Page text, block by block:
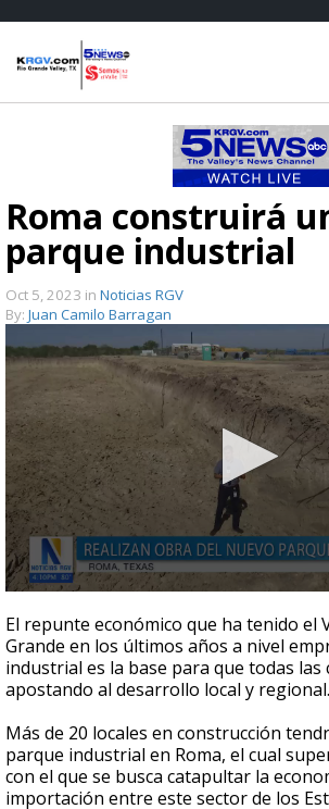
Roma construirá
parque industrial
Oct 5, 2023 in Noticias RGV
By: Juan Camilo Barragan
seconds
of
3
minutes,
23
seconds
El repunte económico que ha tenido el
Grande en los últimos años a nivel
industrial es la base para que todas las
apostando al desarrollo local y regional.
Más de 20 locales en construcción
parque industrial en Roma, el cual
con el que se busca catapultar la
importación entre este sector de los